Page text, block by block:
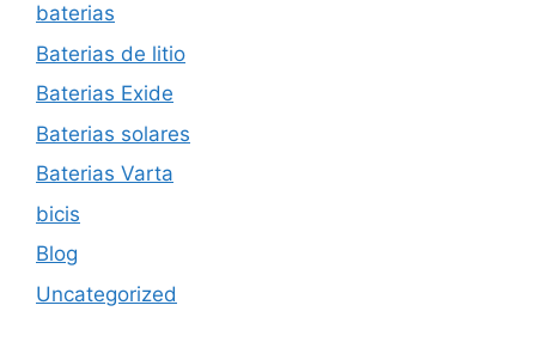
baterias
Baterias de litio
Baterias Exide
Baterias solares
Baterias Varta
bicis
Blog
Uncategorized